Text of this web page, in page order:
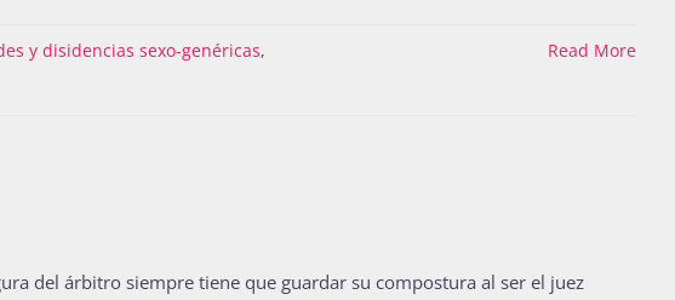
y disidencias sexo-genéricas,
Read More
del árbitro siempre tiene que guardar su compostura al ser el juez